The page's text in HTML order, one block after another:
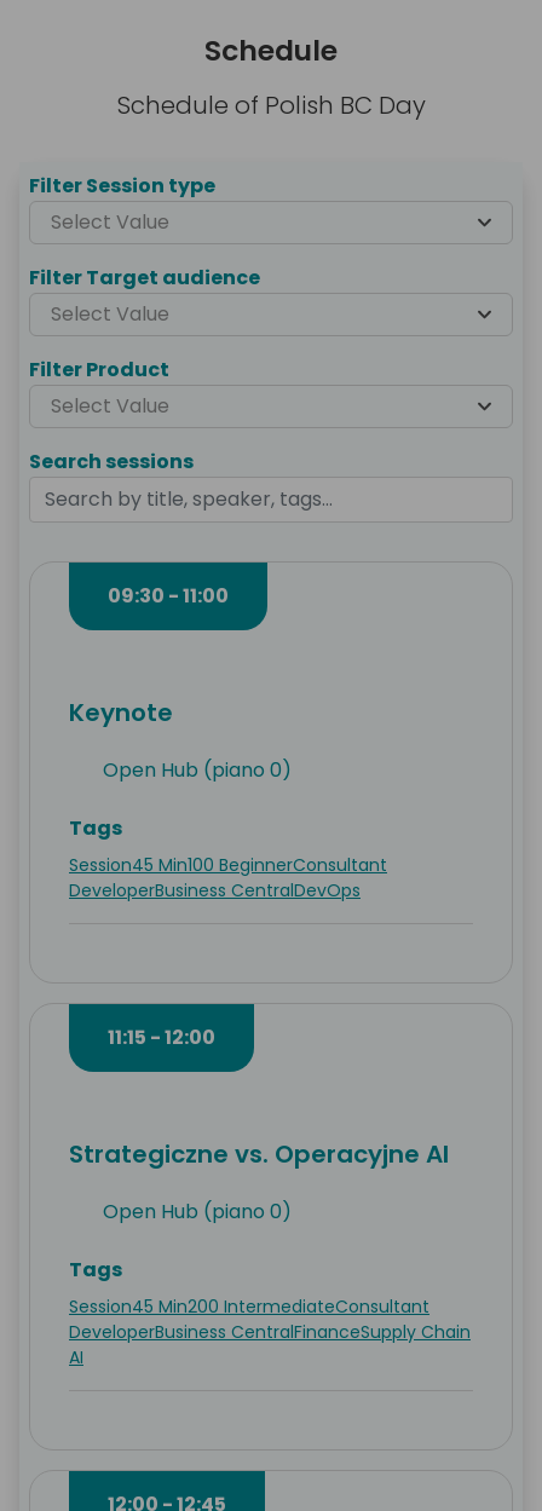
Schedule
Schedule of Polish BC Day
Filter Session type
Select Value
Filter Target audience
Select Value
Filter Product
Select Value
Search sessions
09:30 - 11:00
Keynote
Open Hub (piano 0)
Tags
Session45 Min100 BeginnerConsultant
DeveloperBusiness CentralDevOps
11:15 - 12:00
Strategiczne vs. Operacyjne AI
Open Hub (piano 0)
Tags
Session45 Min200 IntermediateConsultant
DeveloperBusiness CentralFinanceSupply Chain
AI
12:00 - 12:45